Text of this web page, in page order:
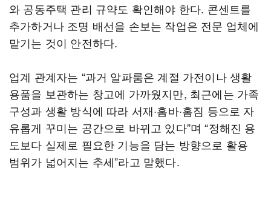
와 공동주택 관리 규약도 확인해야 한다. 콘센트를
추가하거나 조명 배선을 손보는 작업은 전문 업체에
맡기는 것이 안전하다.
업계 관계자는 “과거 알파룸은 계절 가전이나 생활
용품을 보관하는 창고에 가까웠지만, 최근에는 가족
구성과 생활 방식에 따라 서재·홈바·홈짐 등으로 자
유롭게 꾸미는 공간으로 바뀌고 있다”며 “정해진 용
도보다 실제로 필요한 기능을 담는 방향으로 활용
범위가 넓어지는 추세”라고 말했다.